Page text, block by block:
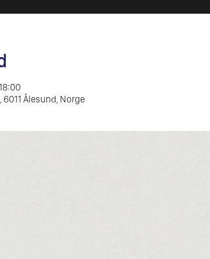
Ålesund, Norge